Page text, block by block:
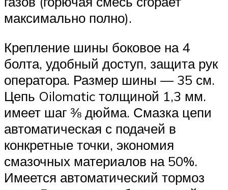
максимально полно).
Крепление шины боковое на 4
болта, удобный доступ, защита рук
оператора. Размер шины — 35 см.
Цепь Oilomatic толщиной 1,3 мм.
имеет шаг ⅜ дюйма. Смазка цепи
автоматическая с подачей в
конкретные точки, экономия
смазочных материалов на 50%.
Имеется автоматический тормоз